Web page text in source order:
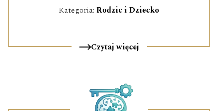
Kategoria: Rodzic i Dziecko
Czytaj więcej